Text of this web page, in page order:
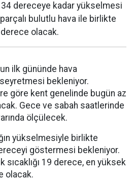
34 dereceye kadar yükselmesi
bulutlu hava ile birlikte
olacak.
ilk gününde hava
seyretmesi bekleniyor.
göre kent genelinde bugün az
Gece ve sabah saatlerinde
ölçülecek.
yükselmesiyle birlikte
göstermesi bekleniyor.
sıcaklığı 19 derece, en yüksek
olacak.